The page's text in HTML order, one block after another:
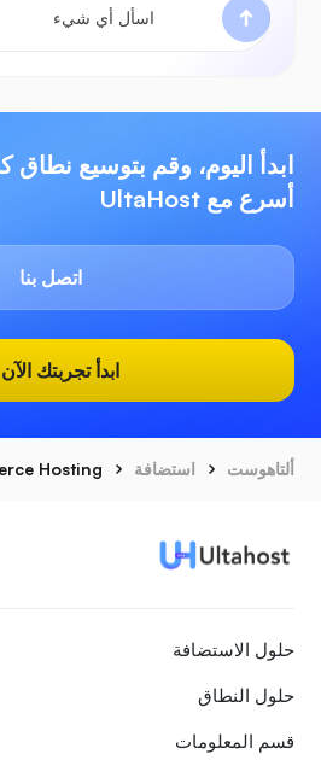
ابدأ اليوم، وقم بتوسيع
أسرع مع UltaHost
اتصل بنا
ابدأ تجربتك الآن
ألتاهوست استضافة Hosting
حلول الاستضافة
حلول النطاق
قسم المعلومات